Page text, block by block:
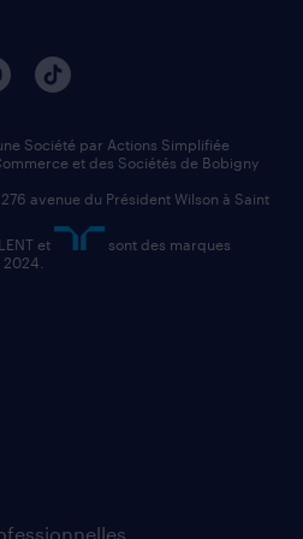
Société par Actions Simplifiée
et des Sociétés de Bobigny
avenue du Président Wilson à Saint
et
sont des marques